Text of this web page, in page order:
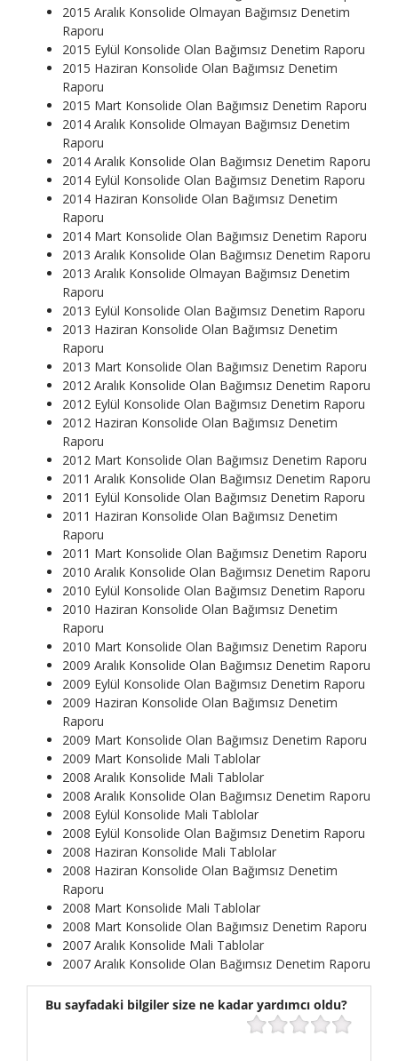
2015 Aralık Konsolide Olmayan Bağımsız Denetim
Raporu
2015 Eylül Konsolide Olan Bağımsız Denetim Raporu
2015 Haziran Konsolide Olan Bağımsız Denetim
Raporu
2015 Mart Konsolide Olan Bağımsız Denetim Raporu
2014 Aralık Konsolide Olmayan Bağımsız Denetim
Raporu
2014 Aralık Konsolide Olan Bağımsız Denetim Raporu
2014 Eylül Konsolide Olan Bağımsız Denetim Raporu
2014 Haziran Konsolide Olan Bağımsız Denetim
Raporu
2014 Mart Konsolide Olan Bağımsız Denetim Raporu
2013 Aralık Konsolide Olan Bağımsız Denetim Raporu
2013 Aralık Konsolide Olmayan Bağımsız Denetim
Raporu
2013 Eylül Konsolide Olan Bağımsız Denetim Raporu
2013 Haziran Konsolide Olan Bağımsız Denetim
Raporu
2013 Mart Konsolide Olan Bağımsız Denetim Raporu
2012 Aralık Konsolide Olan Bağımsız Denetim Raporu
2012 Eylül Konsolide Olan Bağımsız Denetim Raporu
2012 Haziran Konsolide Olan Bağımsız Denetim
Raporu
2012 Mart Konsolide Olan Bağımsız Denetim Raporu
2011 Aralık Konsolide Olan Bağımsız Denetim Raporu
2011 Eylül Konsolide Olan Bağımsız Denetim Raporu
2011 Haziran Konsolide Olan Bağımsız Denetim
Raporu
2011 Mart Konsolide Olan Bağımsız Denetim Raporu
2010 Aralık Konsolide Olan Bağımsız Denetim Raporu
2010 Eylül Konsolide Olan Bağımsız Denetim Raporu
2010 Haziran Konsolide Olan Bağımsız Denetim
Raporu
2010 Mart Konsolide Olan Bağımsız Denetim Raporu
2009 Aralık Konsolide Olan Bağımsız Denetim Raporu
2009 Eylül Konsolide Olan Bağımsız Denetim Raporu
2009 Haziran Konsolide Olan Bağımsız Denetim
Raporu
2009 Mart Konsolide Olan Bağımsız Denetim Raporu
2009 Mart Konsolide Mali Tablolar
2008 Aralık Konsolide Mali Tablolar
2008 Aralık Konsolide Olan Bağımsız Denetim Raporu
2008 Eylül Konsolide Mali Tablolar
2008 Eylül Konsolide Olan Bağımsız Denetim Raporu
2008 Haziran Konsolide Mali Tablolar
2008 Haziran Konsolide Olan Bağımsız Denetim
Raporu
2008 Mart Konsolide Mali Tablolar
2008 Mart Konsolide Olan Bağımsız Denetim Raporu
2007 Aralık Konsolide Mali Tablolar
2007 Aralık Konsolide Olan Bağımsız Denetim Raporu
Bu sayfadaki bilgiler size ne kadar yardımcı oldu?